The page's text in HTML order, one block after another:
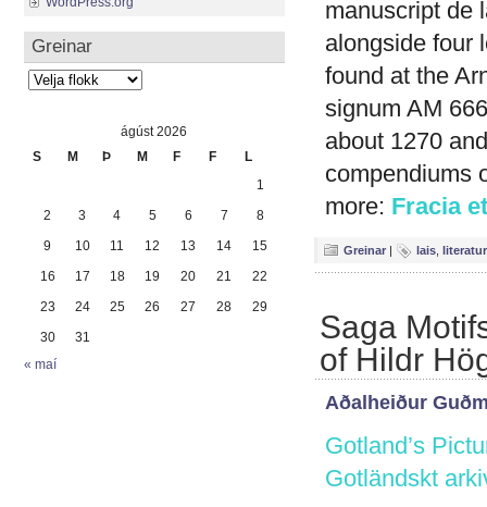
manuscript de
alongside four
found at the
signum AM
about 1270
compendiums
more: Fracia
Greinar | lais
Saga
of Hildr
Aðalheiður
Gotland’s
Gotländskt
Greinar
Greinar
ágúst 2026
S
M Þ M F F
L
1
2
3 4 5 6 7
8
9
10 11 12 13 14
15
16
17 18 19 20 21
22
23
24 25 26 27 28
29
30
31
« maí